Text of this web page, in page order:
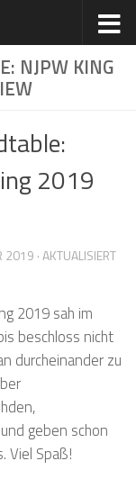
NJPW KING
2019
2019 · AKTUALISIERT
2019 sah im
beschloss nicht
durcheinander zu
geben schon
Viel Spaß!